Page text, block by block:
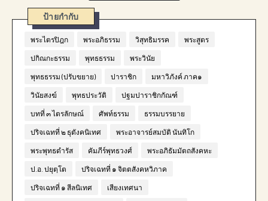
ป้ายกำกับ
พระไตรปิฎก พระอภิธรรม วิสุทธิมรรค พระสูตร
ปกิณกะธรรม พุทธธรรม พระวินัย
พุทธธรรม (ปรับขยาย) ปาราชิก มหาวิภังค์ ภาค๑
วินัยสงฆ์ พุทธประวัติ ปฐมปาราชิกกัณฑ์
บทที่ ๓ ไตรลักษณ์ ศัพท์ธรรม ธรรมบรรยาย
ปริจเฉทที่ ๒ ธุตังคนิเทศ พระอาจารย์สมบัติ นันทิโก
พระพุทธดำรัส คัมภีร์พุทธวงศ์ พระอภิธัมมัตถสังคหะ
ป.อ. ปยุตฺโต ปริจเฉทที่ ๑ จิตตสังคหวิภาค
ปริจเฉทที่ ๑ สีลนิเทศ เสียงเทศนา